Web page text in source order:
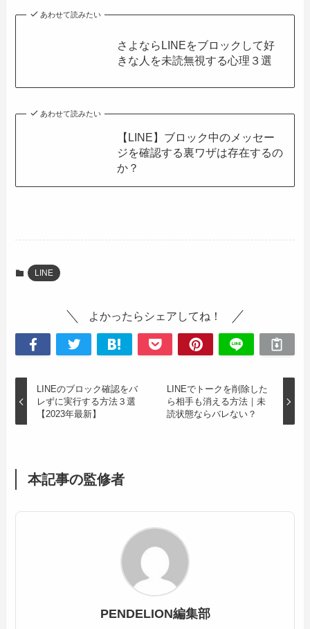
あわせて読みたい
さよならLINEをブロックして好
きな人を未読無視する心理３選
あわせて読みたい
【LINE】ブロック中のメッセー
ジを確認する裏ワザは存在するの
か？
LINE
よかったらシェアしてね！
LINEのブロック確認をバ
レずに実行する方法３選
【2023年最新】
LINEでトークを削除した
ら相手も消える方法｜未
読状態ならバレない？
本記事の監修者
PENDELION編集部